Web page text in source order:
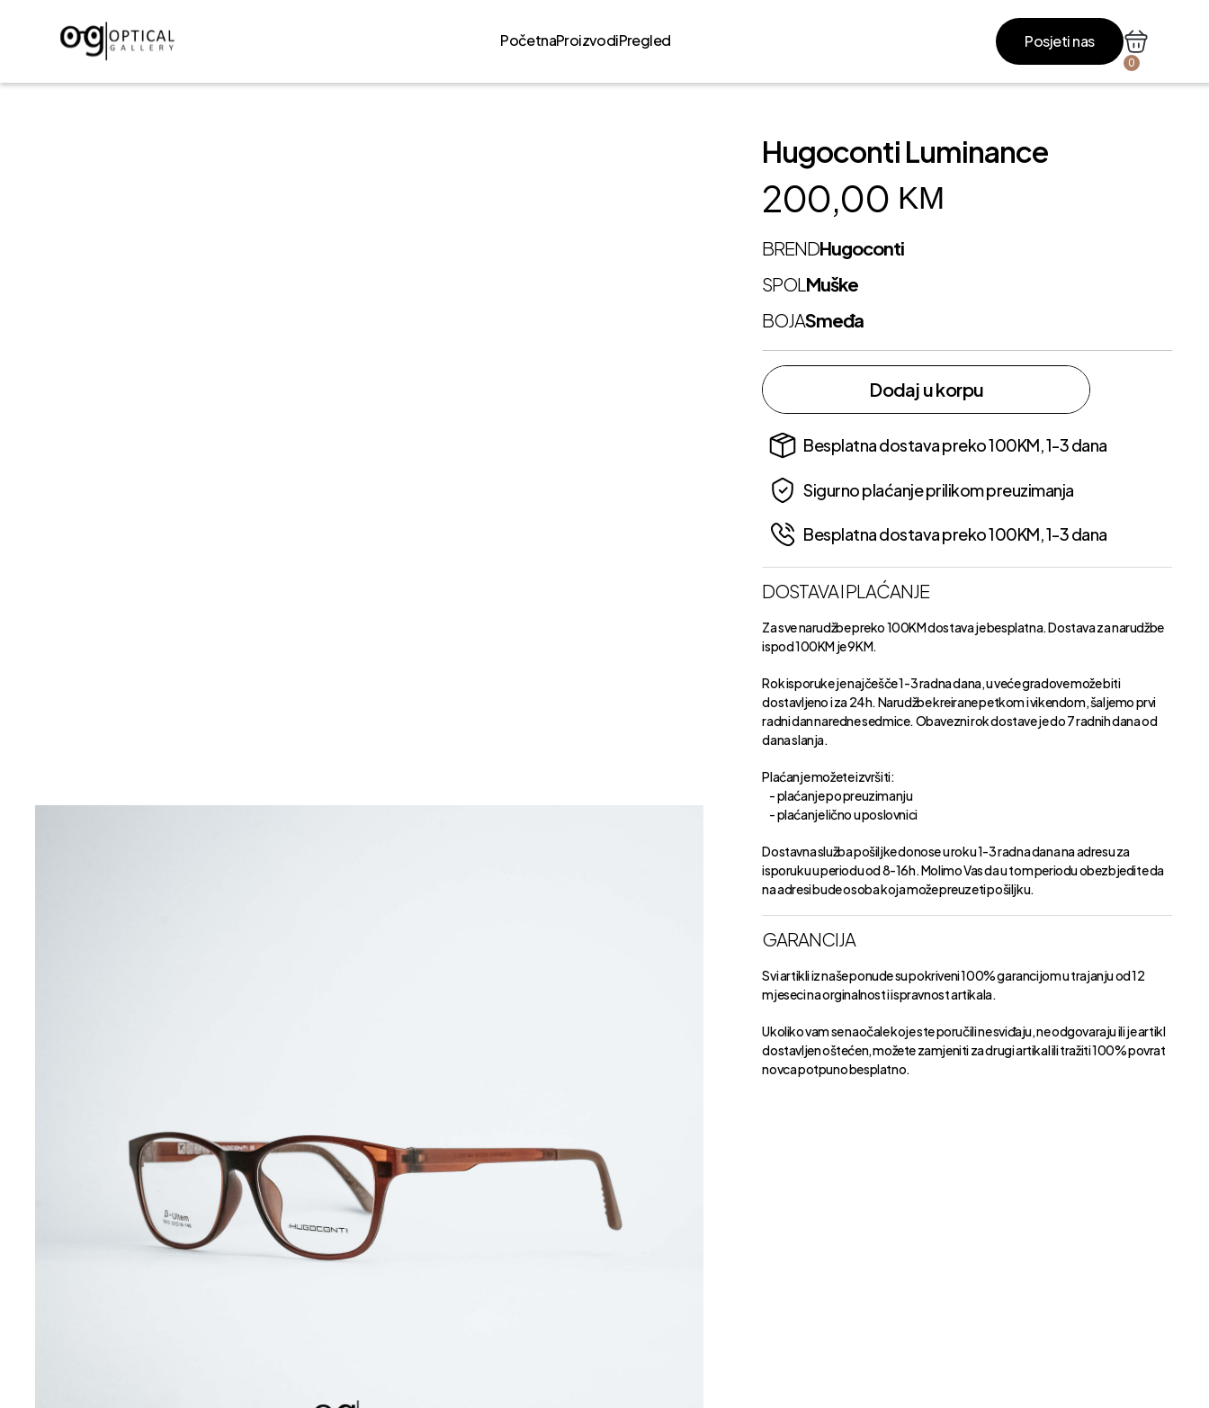
PočetnaProizvodiPregled Posjeti nas
0
Hugoconti Luminance
200,00 KM
BRENDHugoconti
SPOLMuške
BOJASmeđa
Dodaj u korpu
Besplatna dostava preko 100KM, 1-3 dana
Sigurno plaćanje prilikom preuzimanja
Besplatna dostava preko 100KM, 1-3 dana
DOSTAVA I PLAĆANJE
Za sve narudžbe preko 100KM dostava je besplatna. Dostava za narudžbe
ispod 100KM je 9KM.
Rok isporuke je najčešče 1-3 radna dana, u veće gradove može biti
dostavljeno i za 24h. Narudžbe kreirane petkom i vikendom, šaljemo prvi
radni dan naredne sedmice. Obavezni rok dostave je do 7 radnih dana od
dana slanja.
Plaćanje možete izvršiti:
- plaćanje po preuzimanju
- plaćanje lično u poslovnici
Dostavna služba pošiljke donose u roku 1-3 radna dana na adresu za
isporuku u periodu od 8-16h. Molimo Vas da u tom periodu obezbjedite da
na adresi bude osoba koja može preuzeti pošiljku.
GARANCIJA
Svi artikli iz naše ponude su pokriveni 100% garancijom u trajanju od 12
mjeseci na orginalnost i ispravnost artikala.
Ukoliko vam se naočale koje ste poručili ne sviđaju, ne odgovaraju ili je artikl
dostavljen oštećen, možete zamjeniti za drugi artikal ili tražiti 100% povrat
novca potpuno besplatno.